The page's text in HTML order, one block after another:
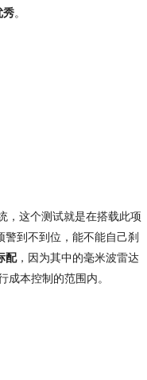
秀。
，这个测试就是在搭载此项
到不到位，能不能自己刹
配，因为其中的毫米波雷达
本控制的范围内。